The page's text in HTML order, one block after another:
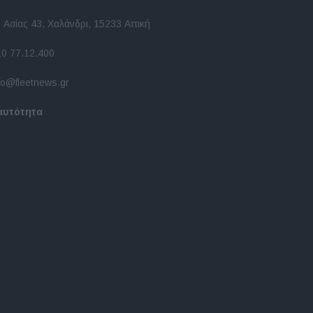
43, Χαλάνδρι, 15233 Αττική
77.12.400